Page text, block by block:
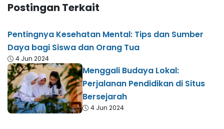
Postingan Terkait
Pentingnya Kesehatan Mental: Tips dan Sumber
Daya bagi Siswa dan Orang Tua
4 Jun 2024
Menggali Budaya Lokal:
Perjalanan Pendidikan di Situs
Bersejarah
4 Jun 2024